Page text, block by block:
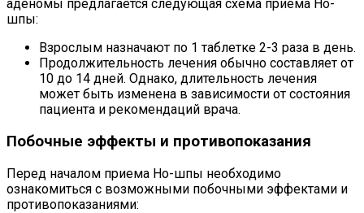
аденомы предлагается следующая схема приема Но-
шпы:
Взрослым назначают по 1 таблетке 2-3 раза в день.
Продолжительность лечения обычно составляет от
10 до 14 дней. Однако, длительность лечения
может быть изменена в зависимости от состояния
пациента и рекомендаций врача.
Побочные эффекты и противопоказания
Перед началом приема Но-шпы необходимо
ознакомиться с возможными побочными эффектами и
противопоказаниями: